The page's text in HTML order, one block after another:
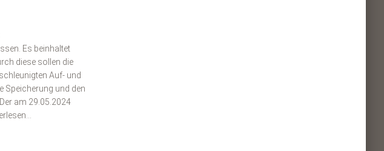
Es beinhaltet
diese sollen die
Auf- und
Speicherung und den
am 29.05.2024